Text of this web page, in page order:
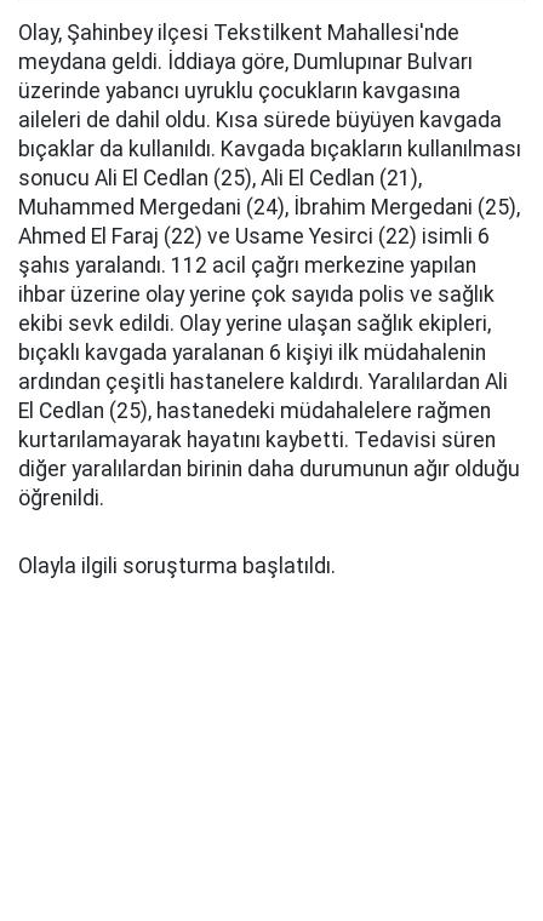
Olay, Şahinbey ilçesi Tekstilkent Mahallesi'nde
meydana geldi. İddiaya göre, Dumlupınar Bulvarı
üzerinde yabancı uyruklu çocukların kavgasına
aileleri de dahil oldu. Kısa sürede büyüyen kavgada
bıçaklar da kullanıldı. Kavgada bıçakların kullanılması
sonucu Ali El Cedlan (25), Ali El Cedlan (21),
Muhammed Mergedani (24), İbrahim Mergedani (25),
Ahmed El Faraj (22) ve Usame Yesirci (22) isimli 6
şahıs yaralandı. 112 acil çağrı merkezine yapılan
ihbar üzerine olay yerine çok sayıda polis ve sağlık
ekibi sevk edildi. Olay yerine ulaşan sağlık ekipleri,
bıçaklı kavgada yaralanan 6 kişiyi ilk müdahalenin
ardından çeşitli hastanelere kaldırdı. Yaralılardan Ali
El Cedlan (25), hastanedeki müdahalelere rağmen
kurtarılamayarak hayatını kaybetti. Tedavisi süren
diğer yaralılardan birinin daha durumunun ağır olduğu
öğrenildi.
Olayla ilgili soruşturma başlatıldı.